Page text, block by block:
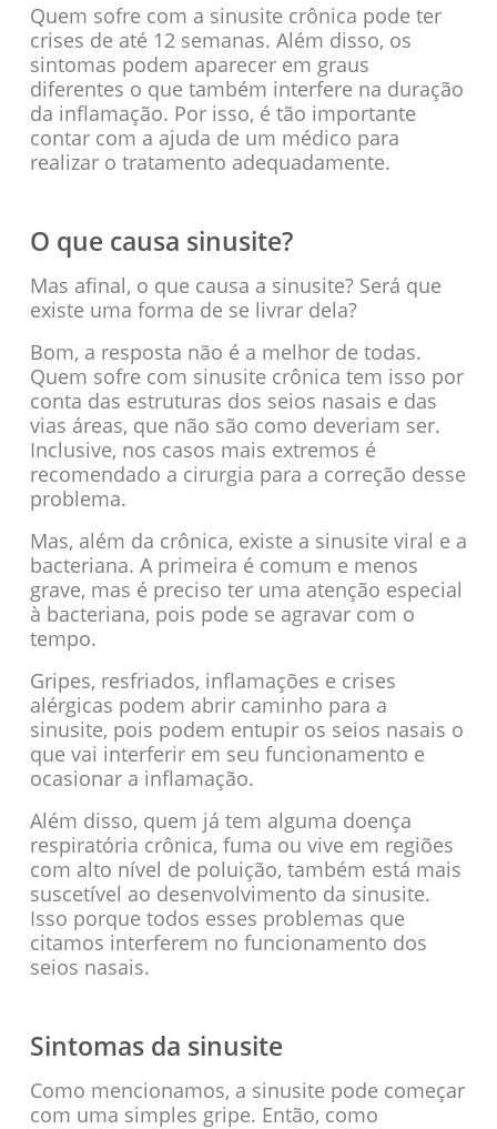
Quem sofre com a sinusite crônica pode ter
crises de até 12 semanas. Além disso, os
sintomas podem aparecer em graus
diferentes o que também interfere na duração
da inflamação. Por isso, é tão importante
contar com a ajuda de um médico para
realizar o tratamento adequadamente.
O que causa sinusite?
Mas afinal, o que causa a sinusite? Será que
existe uma forma de se livrar dela?
Bom, a resposta não é a melhor de todas.
Quem sofre com sinusite crônica tem isso por
conta das estruturas dos seios nasais e das
vias áreas, que não são como deveriam ser.
Inclusive, nos casos mais extremos é
recomendado a cirurgia para a correção desse
problema.
Mas, além da crônica, existe a sinusite viral e a
bacteriana. A primeira é comum e menos
grave, mas é preciso ter uma atenção especial
à bacteriana, pois pode se agravar com o
tempo.
Gripes, resfriados, inflamações e crises
alérgicas podem abrir caminho para a
sinusite, pois podem entupir os seios nasais o
que vai interferir em seu funcionamento e
ocasionar a inflamação.
Além disso, quem já tem alguma doença
respiratória crônica, fuma ou vive em regiões
com alto nível de poluição, também está mais
suscetível ao desenvolvimento da sinusite.
Isso porque todos esses problemas que
citamos interferem no funcionamento dos
seios nasais.
Sintomas da sinusite
Como mencionamos, a sinusite pode começar
com uma simples gripe. Então, como